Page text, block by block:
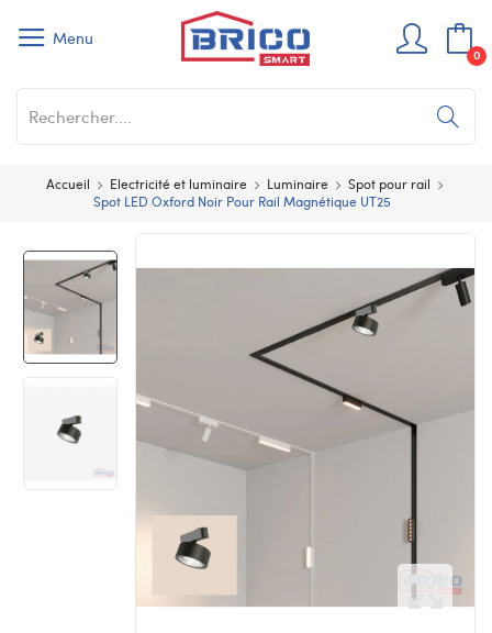
Menu
0
Accueil Electricité et luminaire Luminaire
Spot pour rail
Spot LED Oxford Noir Pour Rail Magnétique UT25